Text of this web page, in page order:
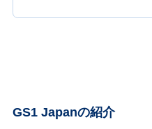
GS1 Japanの紹介